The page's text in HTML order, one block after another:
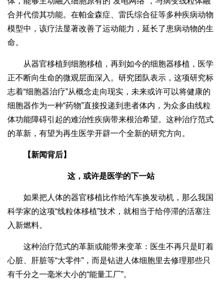
合并代偿其功能。在帕金森症、雷氏综合征等多种疾病动物
模型中，该疗法显著改善了运动能力，延长了患病动物的生
命。
从器官移植到细胞移植，再到如今的细胞器移植，医学
正不断向生命的微观层面深入。研究团队表示，这项研究标
志着“细胞器治疗”从概念走向现实，未来或许可以将健康的
细胞器作为一种“药物”直接投递到患者体内，为众多由线粒
体功能障碍引起的难治性疾病带来根治希望。这种治疗范式
的革新，有望为再生医学开辟一个全新的研究方向。
【新闻背后】
这，或许是医学的下一站
如果把人体的器官移植比作给汽车换发动机，那么我国
科学家的这项“线粒体移植”技术，就相当于给停滞的活塞注
入新燃料。
这种治疗范式的革新或能带来变革：医生不再只是盯着
心脏、肝脏等“大零件”，而是钻进人体细胞里去修理那些只
有千分之一毫米大小的“能量工厂”。